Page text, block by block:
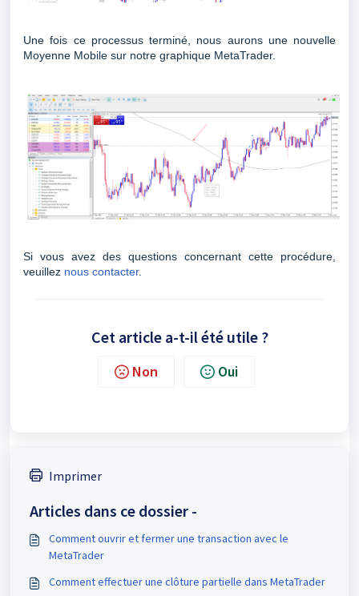
Une fois ce processus terminé, nous aurons une nouvelle
Moyenne Mobile sur notre graphique MetaTrader.
Si vous avez des questions concernant cette procédure,
veuillez nous contacter.
Cet article a-t-il été utile ?
Non Oui
Imprimer
Articles dans ce dossier -
Comment ouvrir et fermer une transaction avec le
MetaTrader
Comment effectuer une clôture partielle dans MetaTrader